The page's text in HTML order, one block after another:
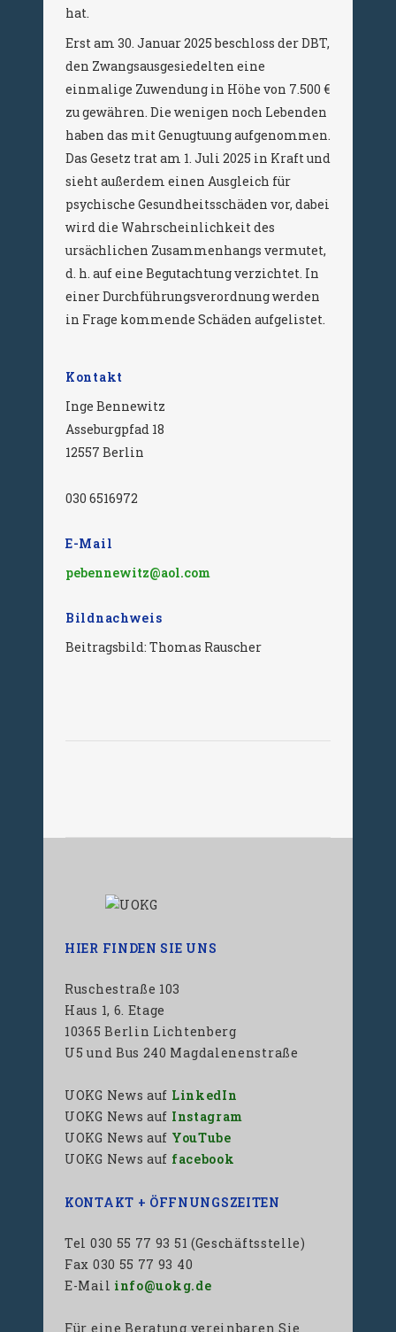
hat.
Erst am 30. Januar 2025 beschloss der DBT,
den Zwangsausgesiedelten eine
einmalige Zuwendung in Höhe von 7.500 €
zu gewähren. Die wenigen noch Lebenden
haben das mit Genugtuung aufgenommen.
Das Gesetz trat am 1. Juli 2025 in Kraft und
sieht außerdem einen Ausgleich für
psychische Gesundheitsschäden vor, dabei
wird die Wahrscheinlichkeit des
ursächlichen Zusammenhangs vermutet,
d. h. auf eine Begutachtung verzichtet. In
einer Durchführungsverordnung werden
in Frage kommende Schäden aufgelistet.
Kontakt
Inge Bennewitz
Asseburgpfad 18
12557 Berlin
030 6516972
E-Mail
pebennewitz@aol.com
Bildnachweis
Beitragsbild: Thomas Rauscher
HIER FINDEN SIE UNS
Ruschestraße 103
Haus 1, 6. Etage
10365 Berlin Lichtenberg
U5 und Bus 240 Magdalenenstraße
UOKG News auf LinkedIn
UOKG News auf Instagram
UOKG News auf YouTube
UOKG News auf facebook
KONTAKT + ÖFFNUNGSZEITEN
Tel 030 55 77 93 51 (Geschäftsstelle)
Fax 030 55 77 93 40
E-Mail info@uokg.de
Für eine Beratung vereinbaren Sie